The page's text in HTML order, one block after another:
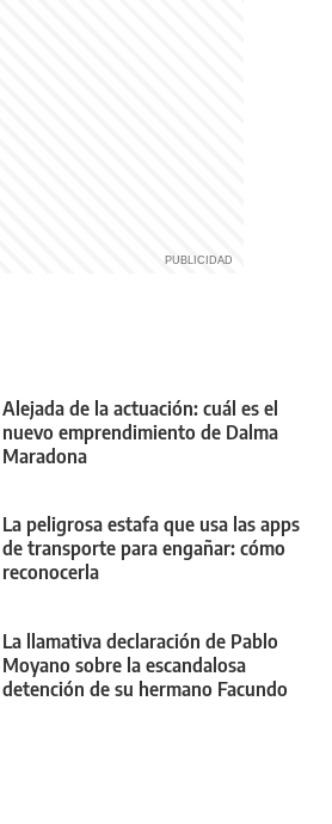
Alejada de la actuación: cuál es el
nuevo emprendimiento de Dalma
Maradona
La peligrosa estafa que usa las apps
de transporte para engañar: cómo
reconocerla
La llamativa declaración de Pablo
Moyano sobre la escandalosa
detención de su hermano Facundo